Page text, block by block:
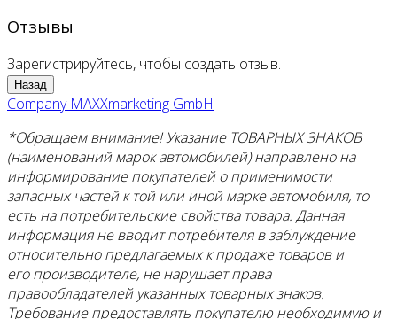
Отзывы
Зарегистрируйтесь, чтобы создать отзыв.
Company MAXXmarketing GmbH
*Обращаем внимание! Указание ТОВАРНЫХ ЗНАКОВ
(наименований марок автомобилей) направлено на
информирование покупателей о применимости
запасных частей к той или иной марке автомобиля, то
есть на потребительские свойства товара. Данная
информация не вводит потребителя в заблуждение
относительно предлагаемых к продаже товаров и
его производителе, не нарушает права
правообладателей указанных товарных знаков.
Требование предоставлять покупателю необходимую и